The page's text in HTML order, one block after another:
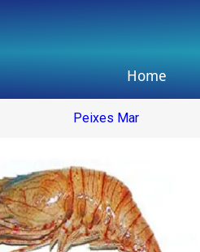
Home
Peixes Mar